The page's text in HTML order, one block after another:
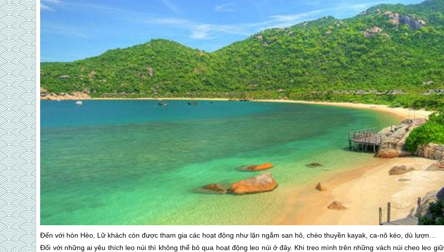
Đến với hòn Hèo, Lữ khách còn được tham gia các hoạt động như lặn ngắm san hô, chèo thuyền kayak, ca-nô kéo, dù lượn…
Đối với những ai yêu thích leo núi thì không thể bỏ qua hoạt động leo núi ở đây. Khi treo mình trên những vách núi cheo leo